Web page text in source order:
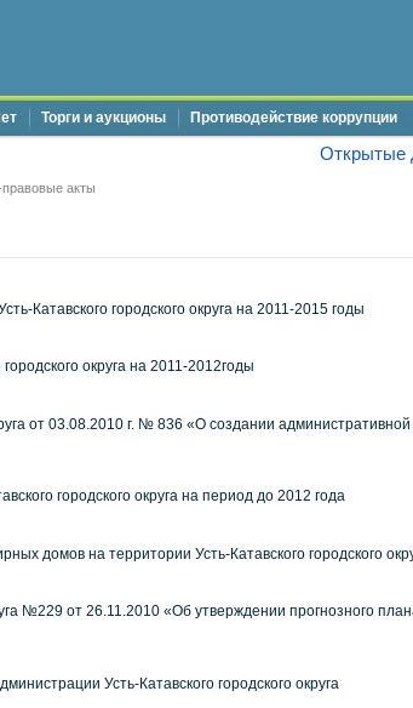
Торги и аукционы Противодействие коррупции
Открытые
акты
Катавского городского округа на 2011-2015 годы
округа на 2011-2012годы
от 03.08.2010 г. № 836 «О создании административной
городского округа на период до 2012 года
домов на территории Усть-Катавского городского
№229 от 26.11.2010 «Об утверждении прогнозного
Усть-Катавского городского округа